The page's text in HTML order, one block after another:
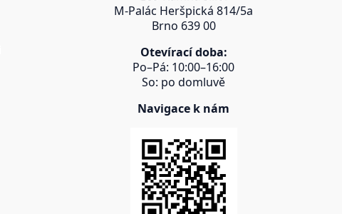
M-Palác Heršpická 814/5a
Brno 639 00
Otevírací doba:
Po–Pá: 10:00–16:00
So: po domluvě
Navigace k nám